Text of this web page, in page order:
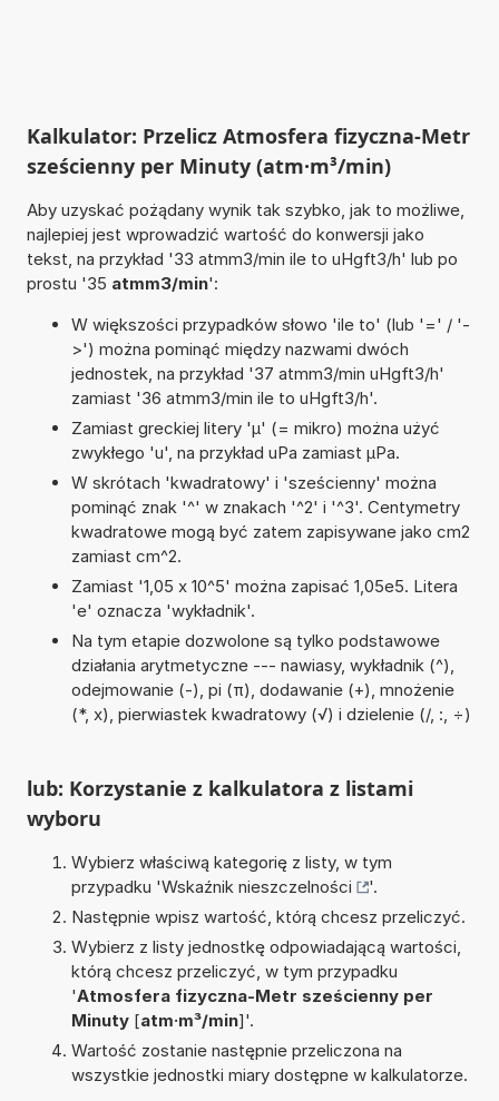
Kalkulator: Przelicz Atmosfera fizyczna-Metr
sześcienny per Minuty (atm·m³/min)
Aby uzyskać pożądany wynik tak szybko, jak to możliwe,
najlepiej jest wprowadzić wartość do konwersji jako
tekst, na przykład '33 atmm3/min ile to uHgft3/h' lub po
prostu '35 atmm3/min':
W większości przypadków słowo 'ile to' (lub '=' / '-
>') można pominąć między nazwami dwóch
jednostek, na przykład '37 atmm3/min uHgft3/h'
zamiast '36 atmm3/min ile to uHgft3/h'.
Zamiast greckiej litery 'µ' (= mikro) można użyć
zwykłego 'u', na przykład uPa zamiast µPa.
W skrótach 'kwadratowy' i 'sześcienny' można
pominąć znak '^' w znakach '^2' i '^3'. Centymetry
kwadratowe mogą być zatem zapisywane jako cm2
zamiast cm^2.
Zamiast '1,05 x 10^5' można zapisać 1,05e5. Litera
'e' oznacza 'wykładnik'.
Na tym etapie dozwolone są tylko podstawowe
działania arytmetyczne --- nawiasy, wykładnik (^),
odejmowanie (-), pi (π), dodawanie (+), mnożenie
(*, x), pierwiastek kwadratowy (√) i dzielenie (/, :, ÷)
lub: Korzystanie z kalkulatora z listami
wyboru
Wybierz właściwą kategorię z listy, w tym
przypadku 'Wskaźnik nieszczelności
'.
Następnie wpisz wartość, którą chcesz przeliczyć.
Wybierz z listy jednostkę odpowiadającą wartości,
którą chcesz przeliczyć, w tym przypadku
'Atmosfera fizyczna-Metr sześcienny per
Minuty[atm·m³/min]'.
Wartość zostanie następnie przeliczona na
wszystkie jednostki miary dostępne w kalkulatorze.